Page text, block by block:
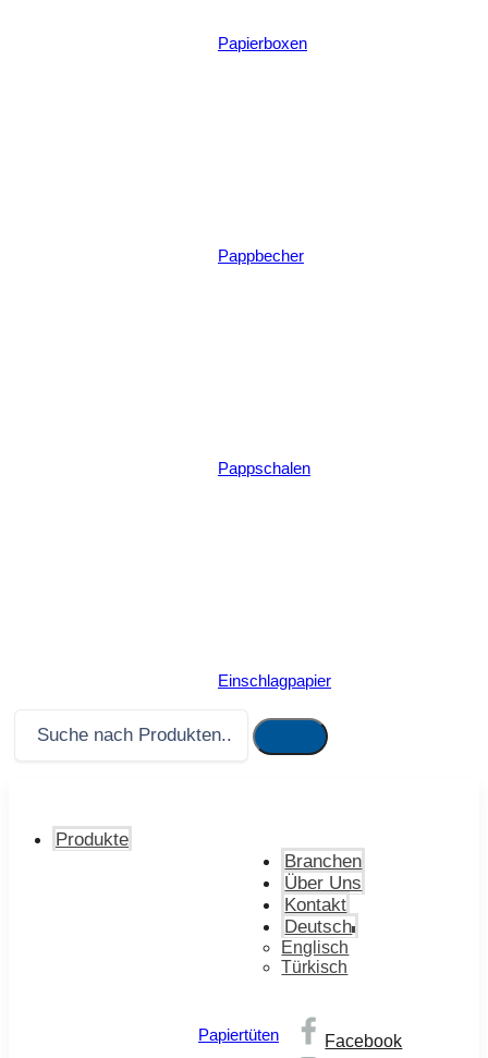
Papierboxen
Pappbecher
Pappschalen
Einschlagpapier
Produkte
Papiertüten
Branchen
Über Uns
Kontakt
Deutsch
Englisch
Türkisch
Facebook